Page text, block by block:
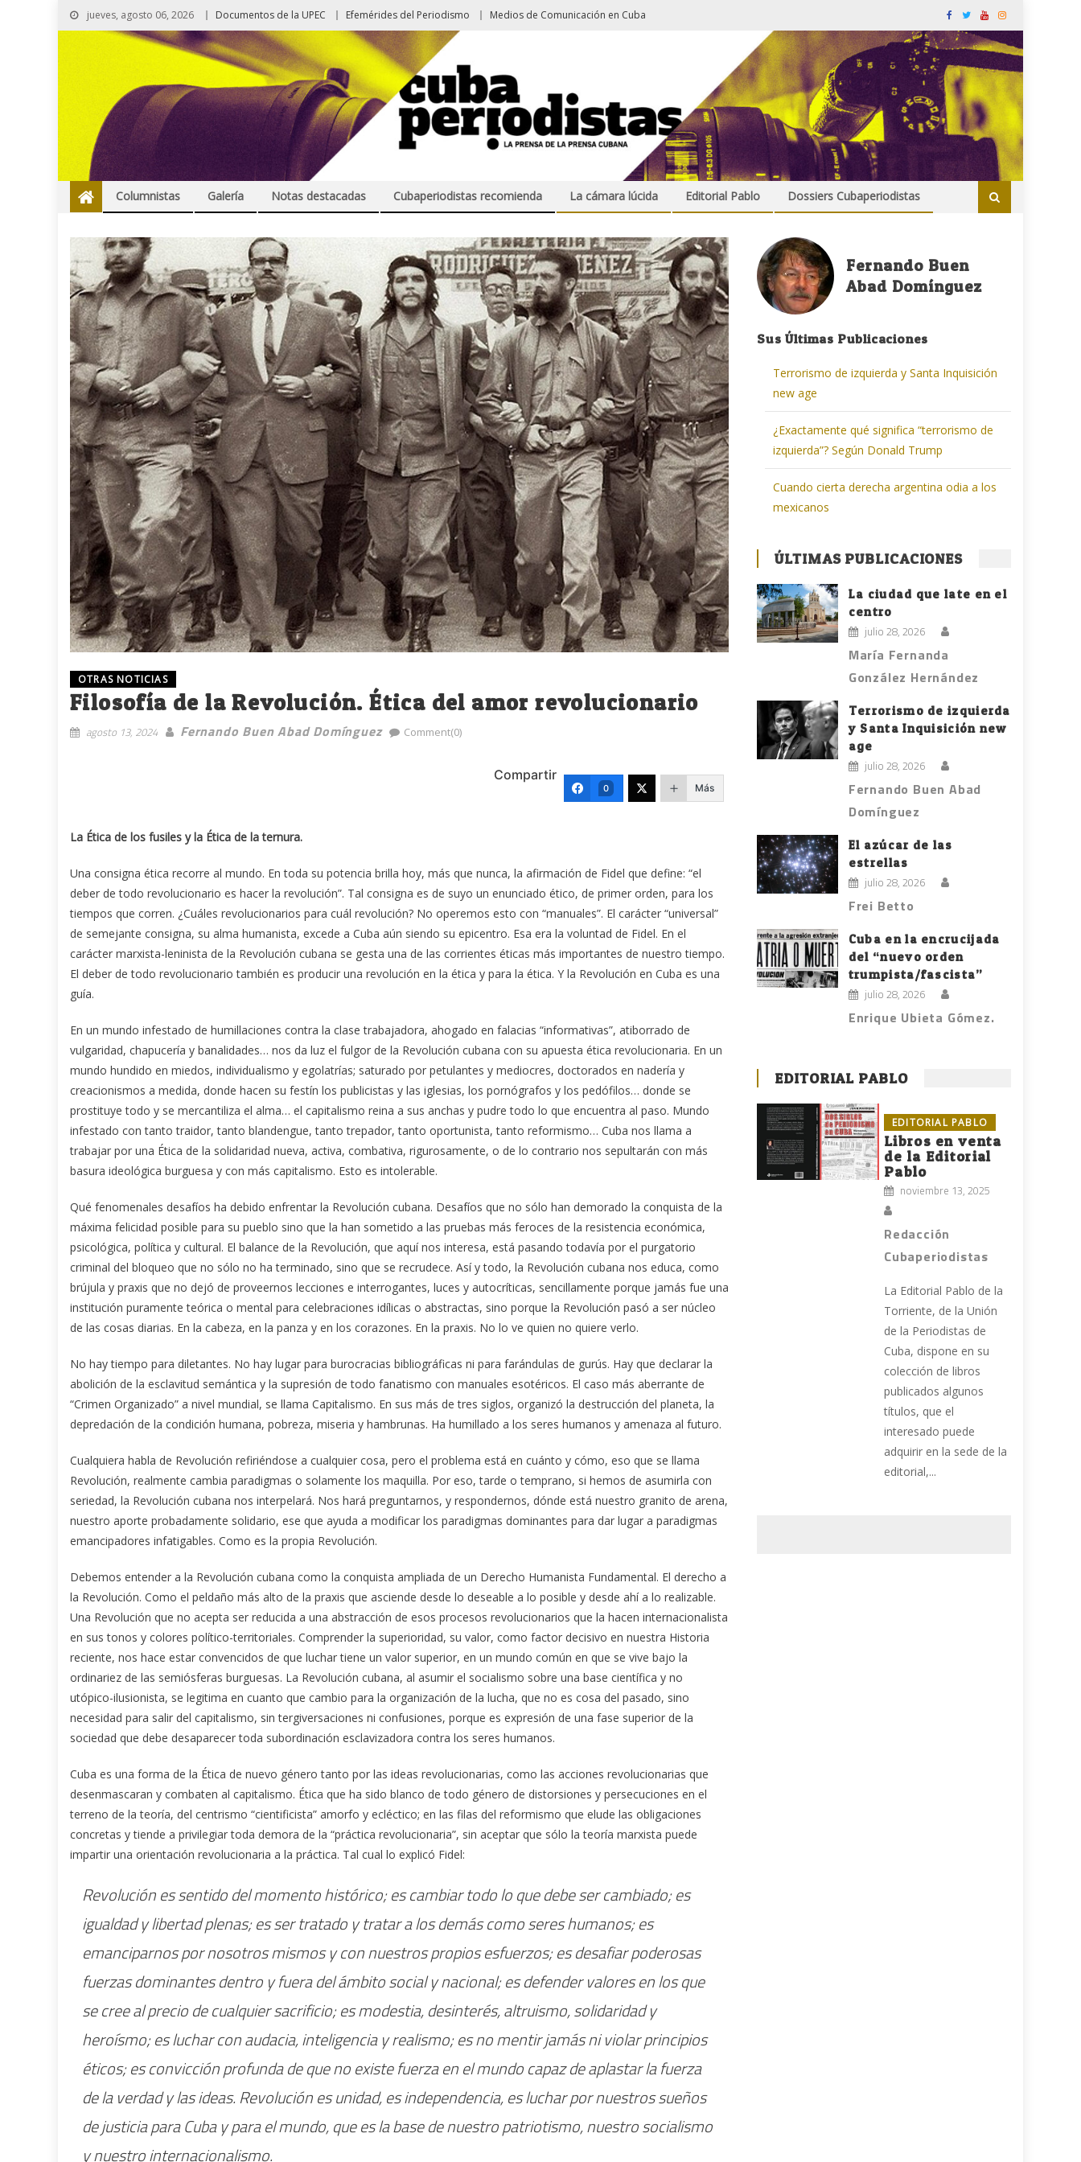
jueves, agosto 06, 2026 Documentos de la UPEC Efemérides del Periodismo Medios de Comunicación en Cuba
Columnistas Galería Notas destacadas Cubaperiodistas recomienda La cámara lúcida Editorial Pablo Dossiers Cubaperiodistas
OTRAS NOTICIAS
Filosofía de la Revolución. Ética del amor revolucionario
agosto 13, 2024 Fernando Buen Abad Domínguez Comment(0)
Compartir
0 Más
La Ética de los fusiles y la Ética de la ternura.
Una consigna ética recorre al mundo. En toda su potencia brilla hoy, más que nunca, la afirmación de Fidel que define: “el
deber de todo revolucionario es hacer la revolución”. Tal consigna es de suyo un enunciado ético, de primer orden, para los
tiempos que corren. ¿Cuáles revolucionarios para cuál revolución? No operemos esto con “manuales”. El carácter “universal”
de semejante consigna, su alma humanista, excede a Cuba aún siendo su epicentro. Esa era la voluntad de Fidel. En el
carácter marxista-leninista de la Revolución cubana se gesta una de las corrientes éticas más importantes de nuestro tiempo.
El deber de todo revolucionario también es producir una revolución en la ética y para la ética. Y la Revolución en Cuba es una
guía.
En un mundo infestado de humillaciones contra la clase trabajadora, ahogado en falacias “informativas”, atiborrado de
vulgaridad, chapucería y banalidades… nos da luz el fulgor de la Revolución cubana con su apuesta ética revolucionaria. En un
mundo hundido en miedos, individualismo y egolatrías; saturado por petulantes y mediocres, doctorados en nadería y
creacionismos a medida, donde hacen su festín los publicistas y las iglesias, los pornógrafos y los pedófilos… donde se
prostituye todo y se mercantiliza el alma… el capitalismo reina a sus anchas y pudre todo lo que encuentra al paso. Mundo
infestado con tanto traidor, tanto blandengue, tanto trepador, tanto oportunista, tanto reformismo… Cuba nos llama a
trabajar por una Ética de la solidaridad nueva, activa, combativa, rigurosamente, o de lo contrario nos sepultarán con más
basura ideológica burguesa y con más capitalismo. Esto es intolerable.
Qué fenomenales desafíos ha debido enfrentar la Revolución cubana. Desafíos que no sólo han demorado la conquista de la
máxima felicidad posible para su pueblo sino que la han sometido a las pruebas más feroces de la resistencia económica,
psicológica, política y cultural. El balance de la Revolución, que aquí nos interesa, está pasando todavía por el purgatorio
criminal del bloqueo que no sólo no ha terminado, sino que se recrudece. Así y todo, la Revolución cubana nos educa, como
brújula y praxis que no dejó de proveernos lecciones e interrogantes, luces y autocríticas, sencillamente porque jamás fue una
institución puramente teórica o mental para celebraciones idílicas o abstractas, sino porque la Revolución pasó a ser núcleo
de las cosas diarias. En la cabeza, en la panza y en los corazones. En la praxis. No lo ve quien no quiere verlo.
No hay tiempo para diletantes. No hay lugar para burocracias bibliográficas ni para farándulas de gurús. Hay que declarar la
abolición de la esclavitud semántica y la supresión de todo fanatismo con manuales esotéricos. El caso más aberrante de
“Crimen Organizado” a nivel mundial, se llama Capitalismo. En sus más de tres siglos, organizó la destrucción del planeta, la
depredación de la condición humana, pobreza, miseria y hambrunas. Ha humillado a los seres humanos y amenaza al futuro.
Cualquiera habla de Revolución refiriéndose a cualquier cosa, pero el problema está en cuánto y cómo, eso que se llama
Revolución, realmente cambia paradigmas o solamente los maquilla. Por eso, tarde o temprano, si hemos de asumirla con
seriedad, la Revolución cubana nos interpelará. Nos hará preguntarnos, y respondernos, dónde está nuestro granito de arena,
nuestro aporte probadamente solidario, ese que ayuda a modificar los paradigmas dominantes para dar lugar a paradigmas
emancipadores infatigables. Como es la propia Revolución.
Debemos entender a la Revolución cubana como la conquista ampliada de un Derecho Humanista Fundamental. El derecho a
la Revolución. Como el peldaño más alto de la praxis que asciende desde lo deseable a lo posible y desde ahí a lo realizable.
Una Revolución que no acepta ser reducida a una abstracción de esos procesos revolucionarios que la hacen internacionalista
en sus tonos y colores político-territoriales. Comprender la superioridad, su valor, como factor decisivo en nuestra Historia
reciente, nos hace estar convencidos de que luchar tiene un valor superior, en un mundo común en que se vive bajo la
ordinariez de las semiósferas burguesas. La Revolución cubana, al asumir el socialismo sobre una base científica y no
utópico-ilusionista, se legitima en cuanto que cambio para la organización de la lucha, que no es cosa del pasado, sino
necesidad para salir del capitalismo, sin tergiversaciones ni confusiones, porque es expresión de una fase superior de la
sociedad que debe desaparecer toda subordinación esclavizadora contra los seres humanos.
Cuba es una forma de la Ética de nuevo género tanto por las ideas revolucionarias, como las acciones revolucionarias que
desenmascaran y combaten al capitalismo. Ética que ha sido blanco de todo género de distorsiones y persecuciones en el
terreno de la teoría, del centrismo “cientificista” amorfo y ecléctico; en las filas del reformismo que elude las obligaciones
concretas y tiende a privilegiar toda demora de la “práctica revolucionaria”, sin aceptar que sólo la teoría marxista puede
impartir una orientación revolucionaria a la práctica. Tal cual lo explicó Fidel:
Revolución es sentido del momento histórico; es cambiar todo lo que debe ser cambiado; es
igualdad y libertad plenas; es ser tratado y tratar a los demás como seres humanos; es
emanciparnos por nosotros mismos y con nuestros propios esfuerzos; es desafiar poderosas
fuerzas dominantes dentro y fuera del ámbito social y nacional; es defender valores en los que
se cree al precio de cualquier sacrificio; es modestia, desinterés, altruismo, solidaridad y
heroísmo; es luchar con audacia, inteligencia y realismo; es no mentir jamás ni violar principios
éticos; es convicción profunda de que no existe fuerza en el mundo capaz de aplastar la fuerza
de la verdad y las ideas. Revolución es unidad, es independencia, es luchar por nuestros sueños
de justicia para Cuba y para el mundo, que es la base de nuestro patriotismo, nuestro socialismo
y nuestro internacionalismo.
Fernando Buen
Abad Domínguez
Sus Últimas Publicaciones
Terrorismo de izquierda y Santa Inquisición
new age
¿Exactamente qué significa “terrorismo de
izquierda”? Según Donald Trump
Cuando cierta derecha argentina odia a los
mexicanos
ÚLTIMAS PUBLICACIONES
La ciudad que late en el
centro
julio 28, 2026
María Fernanda
González Hernández
Terrorismo de izquierda
y Santa Inquisición new
age
julio 28, 2026
Fernando Buen Abad
Domínguez
El azúcar de las
estrellas
julio 28, 2026
Frei Betto
Cuba en la encrucijada
del “nuevo orden
trumpista/fascista”
julio 28, 2026
Enrique Ubieta Gómez.
EDITORIAL PABLO
EDITORIAL PABLO
Libros en venta
de la Editorial
Pablo
noviembre 13, 2025
Redacción
Cubaperiodistas
La Editorial Pablo de la
Torriente, de la Unión
de la Periodistas de
Cuba, dispone en su
colección de libros
publicados algunos
títulos, que el
interesado puede
adquirir en la sede de la
editorial,...